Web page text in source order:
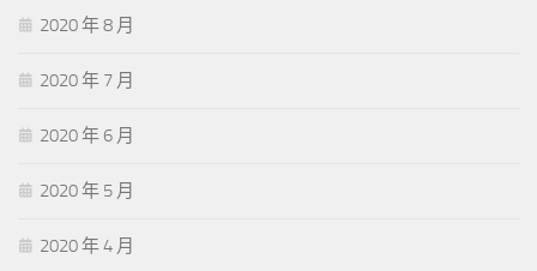
2020 年 8 月
2020 年 7 月
2020 年 6 月
2020 年 5 月
2020 年 4 月